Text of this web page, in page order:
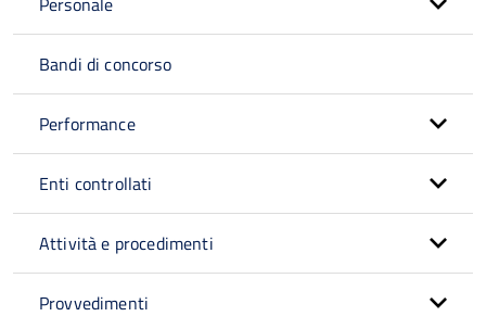
Bandi di concorso
Performance
Enti controllati
Attività e procedimenti
Provvedimenti